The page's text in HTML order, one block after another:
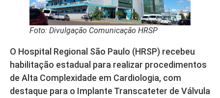
Foto: Divulgação Comunicação HRSP
O Hospital Regional São Paulo (HRSP) recebeu
habilitação estadual para realizar procedimentos
de Alta Complexidade em Cardiologia, com
destaque para o Implante Transcateter de Válvula